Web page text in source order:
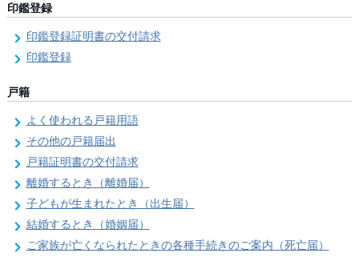
印鑑登録
印鑑登録証明書の交付請求
印鑑登録
戸籍
よく使われる戸籍用語
その他の戸籍届出
戸籍証明書の交付請求
離婚するとき（離婚届）
子どもが生まれたとき（出生届）
結婚するとき（婚姻届）
ご家族が亡くなられたときの各種手続きのご案内（死亡届）